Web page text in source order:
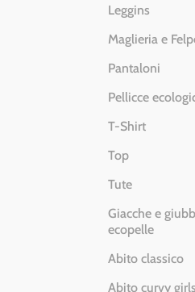
Leggins
Maglieria e
Pantaloni
Pellicce
T-Shirt
Top
Tute
Giacche e
ecopelle
Abito classico
Abito curvy girls